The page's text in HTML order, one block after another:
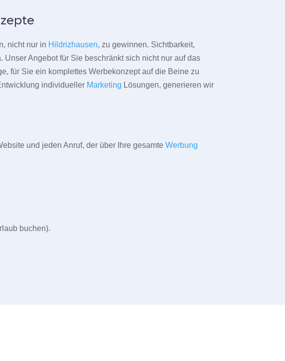
nicht nur in Hildrizhausen, zu gewinnen. Sichtbarkeit,
Angebot für Sie beschränkt sich nicht nur auf das
für Sie ein komplettes Werbekonzept auf die Beine zu
individueller Marketing Lösungen, generieren wir
und jeden Anruf, der über Ihre gesamteWerbung
buchen).